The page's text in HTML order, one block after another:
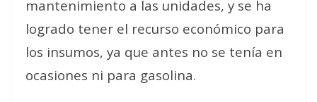
mantenimiento a las unidades, y se ha
logrado tener el recurso económico para
los insumos, ya que antes no se tenía en
ocasiones ni para gasolina.